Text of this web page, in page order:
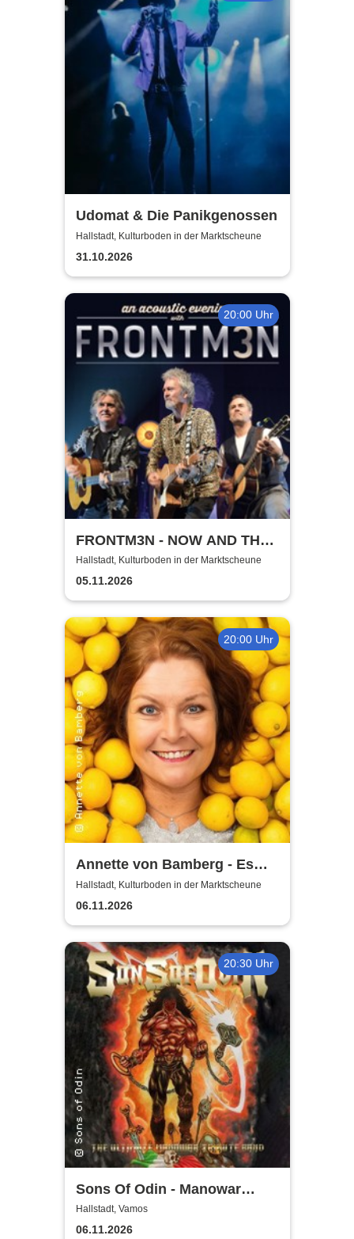
Udomat & Die Panikgenossen
Hallstadt, Kulturboden in der Marktscheune
31.10.2026
20:00 Uhr
FRONTM3N - NOW AND TH3N
- Tour 2026
Hallstadt, Kulturboden in der Marktscheune
05.11.2026
20:00 Uhr
Annette von Bamberg - Es
gibt ein Leben über 50, 60...
jedenfalls für Frauen!
Hallstadt, Kulturboden in der Marktscheune
06.11.2026
20:30 Uhr
Sons Of Odin - Manowar
Tribute
Hallstadt, Vamos
06.11.2026